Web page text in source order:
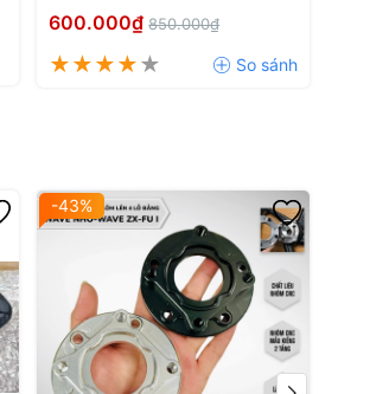
dương
600.000₫ 850.000₫
-43%